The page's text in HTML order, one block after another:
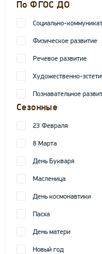
По ФГОС ДО
Социально-
Физическое развитие
Речевое развитие
Художественно-
Познавательное
Сезонные
23 Февраля
8 Марта
День Букваря
Масленица
День космонавтики
Пасха
День матери
Новый год